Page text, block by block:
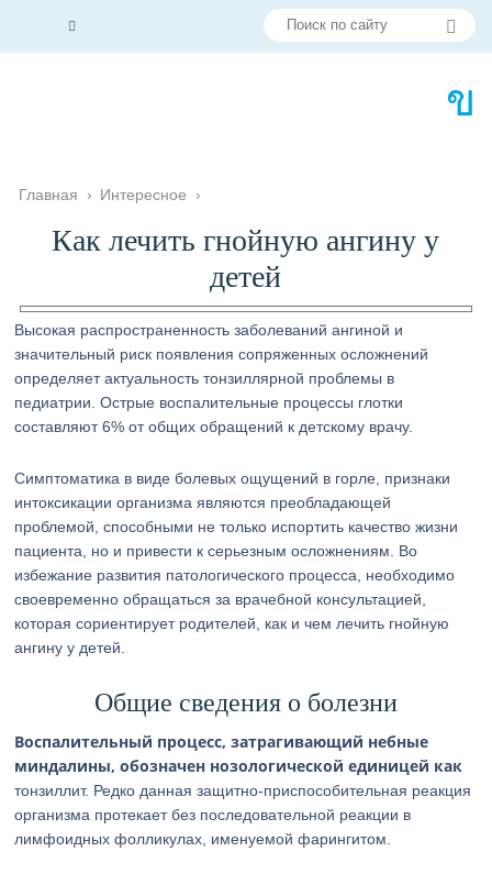
Главная › Интересное ›
Как лечить гнойную ангину у
детей
Высокая распространенность заболеваний ангиной и
значительный риск появления сопряженных осложнений
определяет актуальность тонзиллярной проблемы в
педиатрии. Острые воспалительные процессы глотки
составляют 6% от общих обращений к детскому врачу.
Симптоматика в виде болевых ощущений в горле, признаки
интоксикации организма являются преобладающей
проблемой, способными не только испортить качество жизни
пациента, но и привести к серьезным осложнениям. Во
избежание развития патологического процесса, необходимо
своевременно обращаться за врачебной консультацией,
которая сориентирует родителей, как и чем лечить гнойную
ангину у детей.
Общие сведения о болезни
Воспалительный процесс, затрагивающий небные
миндалины, обозначен нозологической единицей как
тонзиллит. Редко данная защитно-приспособительная реакция
организма протекает без последовательной реакции в
лимфоидных фолликулах, именуемой фарингитом.